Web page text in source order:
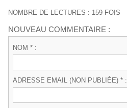
NOMBRE DE LECTURES : 159 FOIS
NOUVEAU COMMENTAIRE :
NOM * :
ADRESSE EMAIL (NON PUBLIÉE) * :